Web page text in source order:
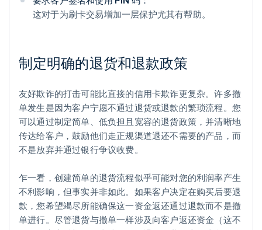
这对于为刷卡交易增加一层保护尤其有帮助。
制定明确的退货和退款政策
友好欺诈的打击可能比直接的信用卡欺诈更复杂。许多撤
单发生是因为客户宁愿不通过退货或退款的繁琐流程。您
可以通过制定简单、低负担且宽容的退货政策，并清晰地
传达给客户，鼓励他们走正规渠道退还不需要的产品，而
不是放弃并通过银行争议收费。
乍一看，创建简单的退货流程似乎可能对您的利润率产生
不利影响，但事实并非如此。如果客户决定在购买后要退
款，您希望竭尽所能确保这一资金返还通过退款而不是撤
单进行。尽管退货与撤单一样涉及向客户返还资金（这不